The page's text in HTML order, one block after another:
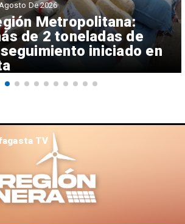
Metropolitana:
de 2 toneladas de
iniciado en
De 2026
TV